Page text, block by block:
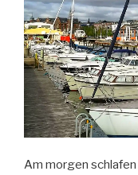
Am morgen